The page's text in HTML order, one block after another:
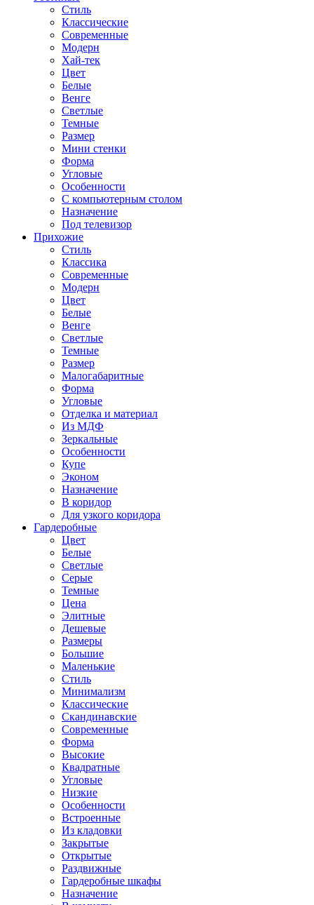
Стиль
Классические
Современные
Модерн
Хай-тек
Цвет
Белые
Венге
Светлые
Темные
Размер
Мини стенки
Форма
Угловые
Особенности
С компьютерным столом
Назначение
Под телевизор
Прихожие
Стиль
Классика
Современные
Модерн
Цвет
Белые
Венге
Светлые
Темные
Размер
Малогабаритные
Форма
Угловые
Отделка и материал
Из МДФ
Зеркальные
Особенности
Купе
Эконом
Назначение
В коридор
Для узкого коридора
Гардеробные
Цвет
Белые
Светлые
Серые
Темные
Цена
Элитные
Дешевые
Размеры
Большие
Маленькие
Стиль
Минимализм
Классические
Скандинавские
Современные
Форма
Высокие
Квадратные
Угловые
Низкие
Особенности
Встроенные
Из кладовки
Закрытые
Открытые
Раздвижные
Гардеробные шкафы
Назначение